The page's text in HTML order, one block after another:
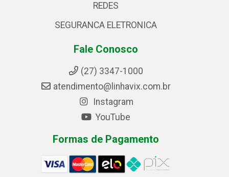
REDES
SEGURANCA ELETRONICA
Fale Conosco
(27) 3347-1000
atendimento@linhavix.com.br
Instagram
YouTube
Formas de Pagamento